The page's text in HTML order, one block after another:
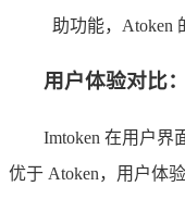
助功能，Atoken
用户体验对比
Imtoken 在用户界
优于 Atoken，用户体